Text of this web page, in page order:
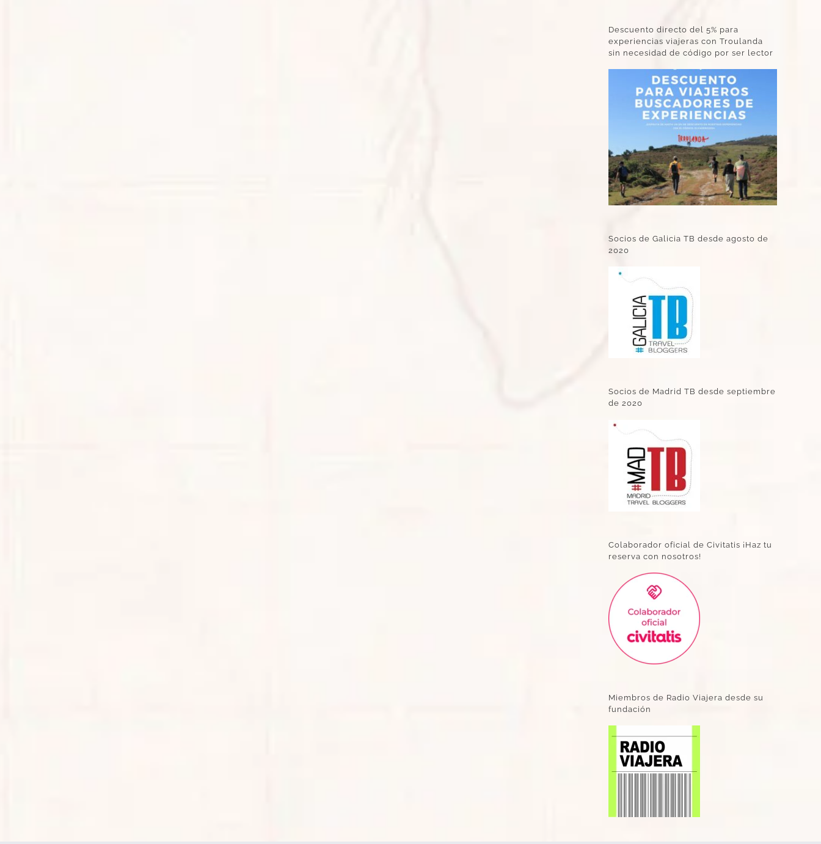
Descuento directo del 5% para
experiencias viajeras con Troulanda
sin necesidad de código por ser lector
Socios de Galicia TB desde agosto de
2020
Socios de Madrid TB desde septiembre
de 2020
Colaborador oficial de Civitatis ¡Haz tu
reserva con nosotros!
Miembros de Radio Viajera desde su
fundación